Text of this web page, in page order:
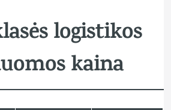
logistikos
kaina